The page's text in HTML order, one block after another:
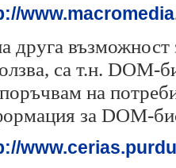
друга възможност
са т.н. DOM-
на
за DOM-